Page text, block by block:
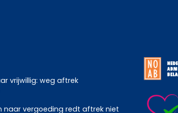
vrijwillig: weg aftrek
naar vergoeding redt aftrek niet